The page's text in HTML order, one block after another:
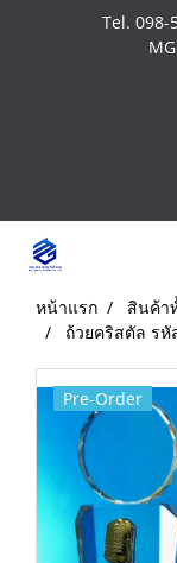
Tel. 098-
หน้าแรก สินค้า
ถ้วยคริสตัล รหั
Pre-Order